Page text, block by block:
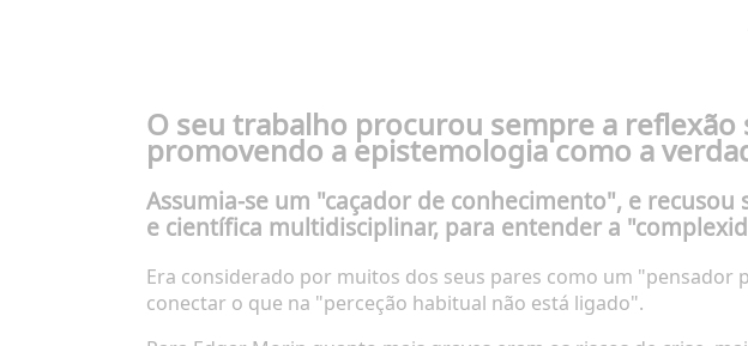
O seu trabalho procurou sempre a
promovendo aepistemologiacomo a
Assumia-se um "caçador de conhecimento", e
e científica multidisciplinar, para entender a
Era considerado por muitos dos seus pares como um
conectar o que na "perceção habitual não está ligado".